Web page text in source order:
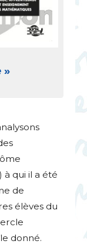
»
à qui il a été
de
élèves du
donné.